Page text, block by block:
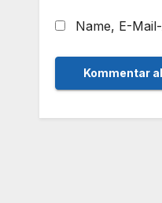
Name, E-